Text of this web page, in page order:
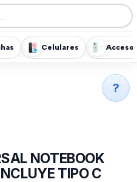
Celulares
NOTEBOOK
TIPO C
?